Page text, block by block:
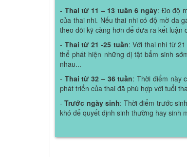
- Thai từ 11 – 13 tuần 6 ngày: Đo độ
của thai nhi. Nếu thai nhi có độ mờ da
theo dõi kỹ càng hơn để đưa ra kết luận
- Thai từ 21 -25 tuần: Với thai nhi từ
thể phát hiện những dị tật bẩm sinh
nhau...
- Thai từ 32 – 36 tuần: Thời điểm này
phát triển của thai đã phù hợp với tuổi
-Trước ngày sinh: Thời điểm trước
khó để quyết định sinh thường hay sinh